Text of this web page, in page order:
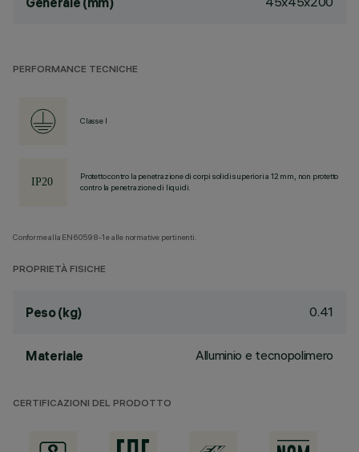
PERFORMANCE TECNICHE
Classe I
Protetto contro la penetrazione di corpi solidi superiori a 12 mm, non protetto
contro la penetrazione di liquidi.
Conforme alla EN60598-1 e alle normative pertinenti.
PROPRIETÀ FISICHE
Peso (kg) 0.41
Materiale Alluminio e tecnopolimero
CERTIFICAZIONI DEL PRODOTTO